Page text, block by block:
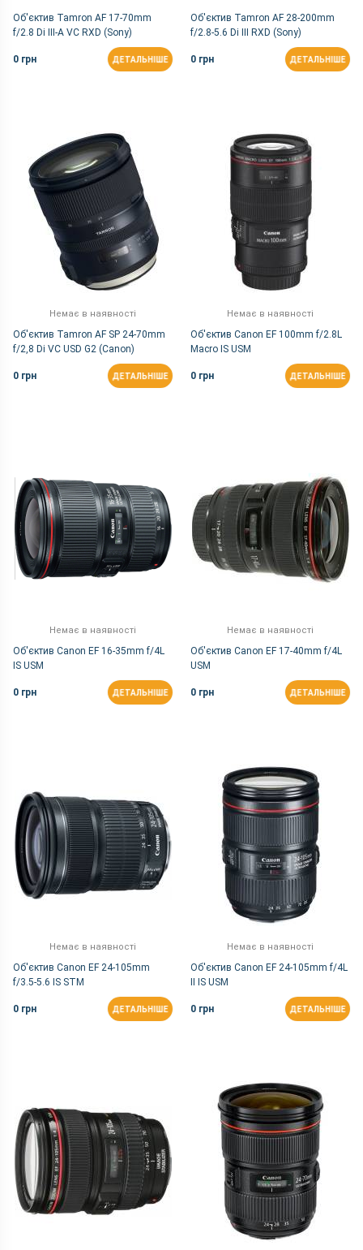
Об'єктив Tamron AF 17-70mm
f/2.8 Di III-A VC RXD (Sony)
0 грн ДЕТАЛЬНІШЕ
Об'єктив Tamron AF 28-200mm
f/2.8-5.6 Di III RXD (Sony)
0 грн ДЕТАЛЬНІШЕ
Немає в наявності
Об'єктив Tamron AF SP 24-70mm
f/2,8 Di VC USD G2 (Canon)
0 грн ДЕТАЛЬНІШЕ
Немає в наявності
Об'єктив Canon EF 100mm f/2.8L
Macro IS USM
0 грн ДЕТАЛЬНІШЕ
Немає в наявності
Об'єктив Canon EF 16-35mm f/4L
IS USM
0 грн ДЕТАЛЬНІШЕ
Немає в наявності
Об'єктив Canon EF 17-40mm f/4L
USM
0 грн ДЕТАЛЬНІШЕ
Немає в наявності
Об'єктив Canon EF 24-105mm
f/3.5-5.6 IS STM
0 грн ДЕТАЛЬНІШЕ
Немає в наявності
Об'єктив Canon EF 24-105mm f/4L
II IS USM
0 грн ДЕТАЛЬНІШЕ